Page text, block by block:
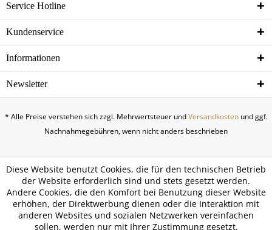
Service Hotline
Kundenservice
Informationen
Newsletter
* Alle Preise verstehen sich zzgl. Mehrwertsteuer undVersandkostenund ggf.
Nachnahmegebühren, wenn nicht anders beschrieben
Diese Website benutzt Cookies, die für den technischen Betrieb
der Website erforderlich sind und stets gesetzt werden.
Andere Cookies, die den Komfort bei Benutzung dieser Website
erhöhen, der Direktwerbung dienen oder die Interaktion mit
anderen Websites und sozialen Netzwerken vereinfachen
sollen, werden nur mit Ihrer Zustimmung gesetzt.